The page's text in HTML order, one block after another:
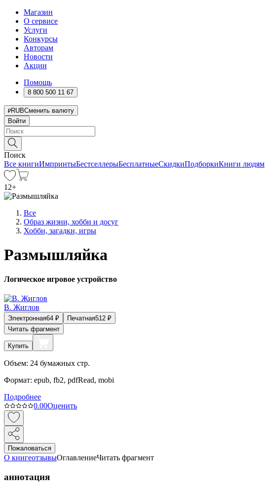
Магазин
О сервисе
Услуги
Конкурсы
Авторам
Новости
Акции
Помощь
8 800 500 11 67
RUBСменить валюту
Войти
Поиск
Все книгиИмпринтыБестселлерыБесплатныеСкидкиПодборкиКниги людям
12+
Все
Образ жизни, хобби и досуг
Хобби, загадки, игры
Размышляйка
Логическое игровое устройство
В. Жиглов
Электронная64 ₽ Печатная512 ₽
Читать фрагмент
Купить
Объем: 24 бумажных стр.
Формат: epub, fb2, pdfRead, mobi
Подробнее
0.00Оценить
Пожаловаться
О книгеотзывыОглавлениеЧитать фрагмент
аннотация